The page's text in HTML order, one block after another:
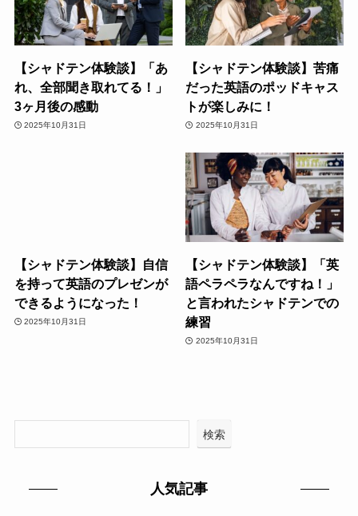
【シャドテン体験談】「あ
れ、全部聞き取れてる！」
3ヶ月後の感動
2025年10月31日
【シャドテン体験談】苦痛
だった英語のポッドキャス
トが楽しみに！
2025年10月31日
【シャドテン体験談】自信
を持って英語のプレゼンが
できるようになった！
2025年10月31日
【シャドテン体験談】「英
語ペラペラなんですね！」
と言われたシャドテンでの
練習
2025年10月31日
検索
人気記事